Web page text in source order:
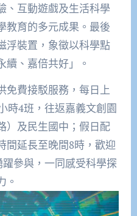
、互動遊戲及生活科學
教育的多元成果。最後
浮裝置，象徵以科學點
續、嘉倍共好」。
免費接駁服務，每日上
時4班，往返嘉義文創園
）及民生國中；假日配
間延長至晚間8時，歡迎
參與，一同感受科學探
。